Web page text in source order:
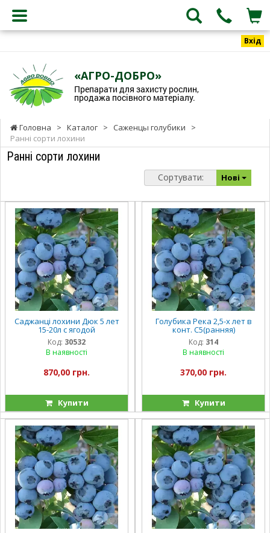
Вхід
«АГРО-ДОБРО»
Препарати для захисту рослин,
продажа посівного матеріалу.
Головна > Каталог > Саженцы голубики
>
Ранні сорти лохини
Ранні сорти лохини
Сортувати: Нові
Саджанці лохини Дюк 5 лет
15-20л с ягодой
Код: 30532
В наявності
870,00 грн.
Купити
Голубика Река 2,5-х лет в
конт. С5(ранняя)
Код: 314
В наявності
370,00 грн.
Купити